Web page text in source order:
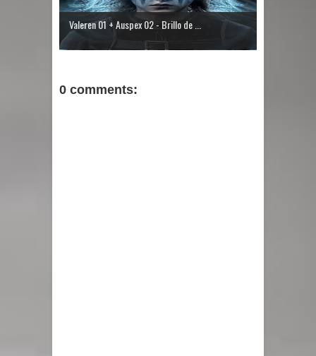
Valeren 01 + Auspex 02 - Brillo de ...
0 comments: